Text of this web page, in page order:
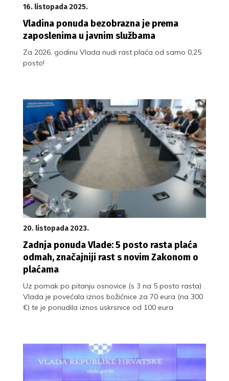
16. listopada 2025.
Vladina ponuda bezobrazna je prema
zaposlenima u javnim službama
Za 2026. godinu Vlada nudi rast plaća od samo 0,25
posto!
20. listopada 2023.
Zadnja ponuda Vlade: 5 posto rasta plaća
odmah, značajniji rast s novim Zakonom o
plaćama
Uz pomak po pitanju osnovice (s 3 na 5 posto rasta)
Vlada je povećala iznos božićnice za 70 eura (na 300
€) te je ponudila iznos uskrsnice od 100 eura